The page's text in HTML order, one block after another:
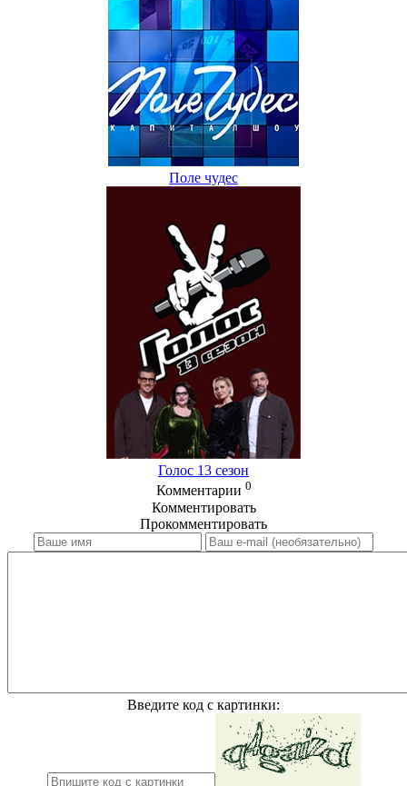
Поле чудес
Голос 13 сезон
Комментарии 0
Комментировать
Прокомментировать
Введите код с картинки: